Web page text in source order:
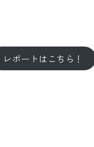
レポートはこちら！